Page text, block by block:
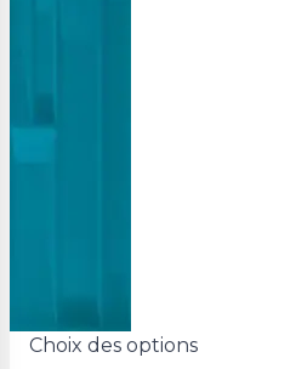
Choix des options